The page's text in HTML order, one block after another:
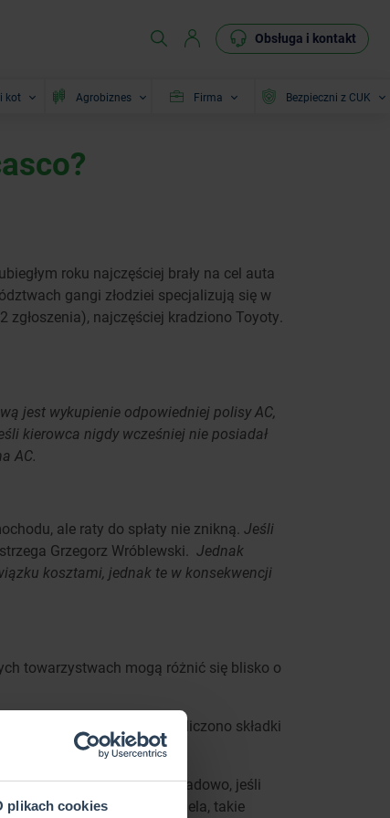
plikach cookies
Obsługa i kontakt
kot Agrobiznes Firma Bezpieczni z CUK
roku najczęściej brały na cel auta
gangi złodziei specjalizują się w
najczęściej kradziono Toyoty.
jest wykupienie odpowiedniej polisy AC,
kierowca nigdy wcześniej nie posiadał
AC.
ale raty do spłaty nie znikną. Jeśli
Grzegorz Wróblewski. Jednak
kosztami, jednak te w konsekwencji
towarzystwach mogą różnić się blisko o
AC od 4 lat i wyliczono składki
wszystkich miast. Przykładowo, jeśli
zależności od ubezpieczyciela, takie